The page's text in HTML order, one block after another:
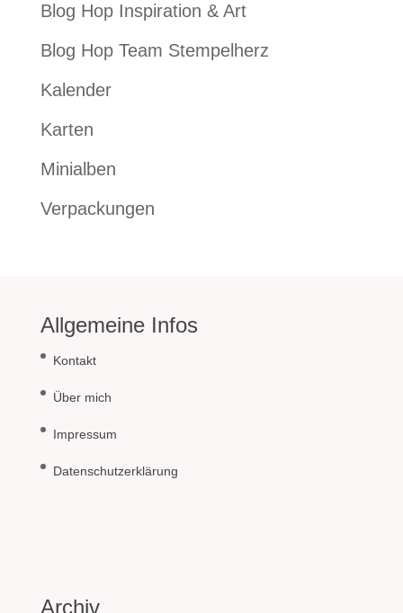
Blog Hop Inspiration & Art
Blog Hop Team Stempelherz
Kalender
Karten
Minialben
Verpackungen
Allgemeine Infos
Kontakt
Über mich
Impressum
Datenschutzerklärung
Archiv